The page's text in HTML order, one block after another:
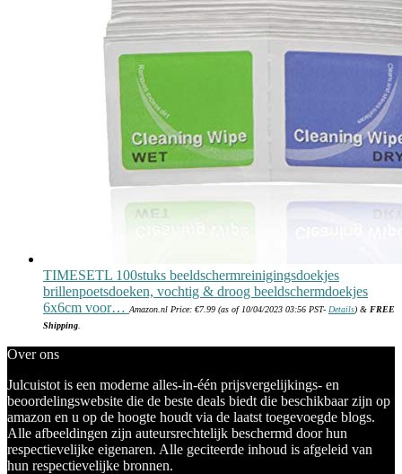
TIMESETL 100stuks beeldschermreinigingsdoekjes
brillenpoetsdoeken, vochtig & droog beeldschermdoekjes
6x6cm voor… Amazon.nl Price: €7.99 (as of 10/04/2023 03:56 PST- Details) & FREE
Shipping
Over ons
Julcuistot is een moderne alles-in-één prijsvergelijkings- en
beoordelingswebsite die de beste deals biedt die beschikbaar zijn op
amazon en u op de hoogte houdt via de laatst toegevoegde blogs.
Alle afbeeldingen zijn auteursrechtelijk beschermd door hun
respectievelijke eigenaren. Alle geciteerde inhoud is afgeleid van
hun respectievelijke bronnen.